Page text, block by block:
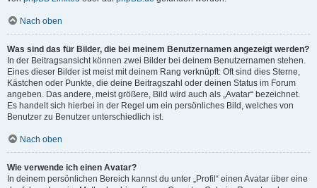
Nach oben
Was sind das für Bilder, die bei meinem Benutzernamen angezeigt werden?
In der Beitragsansicht können zwei Bilder bei deinem Benutzernamen stehen.
Eines dieser Bilder ist meist mit deinem Rang verknüpft: Oft sind dies Sterne,
Kästchen oder Punkte, die deine Beitragszahl oder deinen Status im Forum
angeben. Das andere, meist größere, Bild wird auch als „Avatar“ bezeichnet.
Es handelt sich hierbei in der Regel um ein persönliches Bild, welches von
Benutzer zu Benutzer unterschiedlich ist.
Nach oben
Wie verwende ich einen Avatar?
In deinem persönlichen Bereich kannst du unter „Profil“ einen Avatar über eine